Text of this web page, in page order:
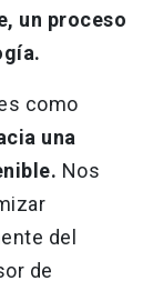
un proceso
como
una
Nos
del
de